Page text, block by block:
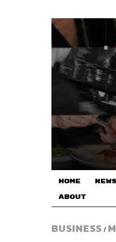
HOME NEWS
ABOUT
BUSINESS /